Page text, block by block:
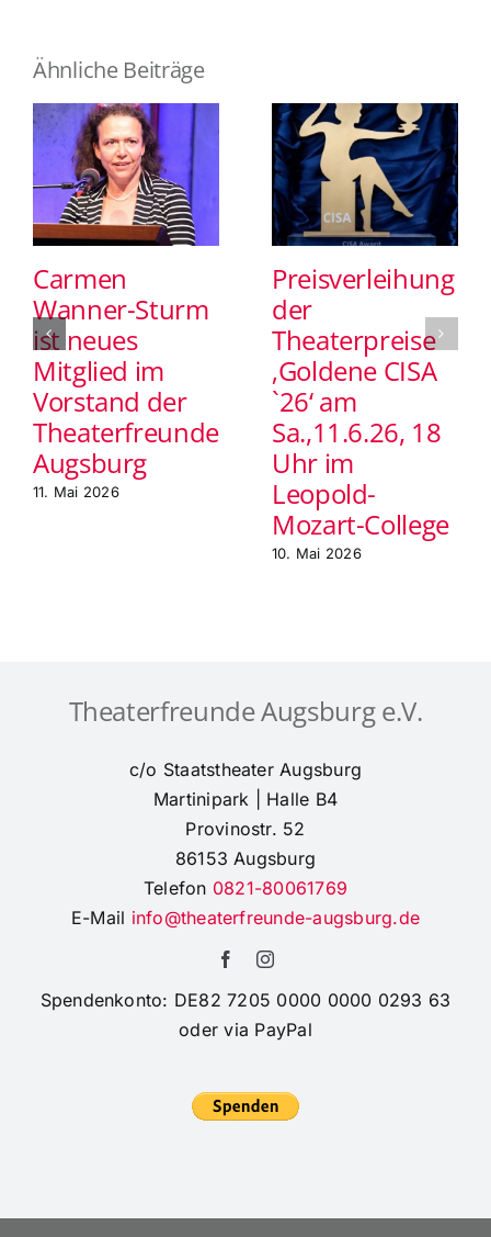
als
neues
Mitglied
im
Verein
der
Theaterfreunde
Augsburg
Ähnliche Beiträge
Carmen
Wanner-Sturm
ist neues
Mitglied im
Vorstand der
Theaterfreunde
Augsburg
11. Mai 2026
Preisverleihung
der
Theaterpreise
‚Goldene CISA
`26‘ am
Sa.,11.6.26, 18
Uhr im
Leopold-
Mozart-College
10. Mai 2026
Theaterfreunde Augsburg e.V.
c/o Staatstheater Augsburg
Martinipark | Halle B4
Provinostr. 52
86153 Augsburg
Telefon 0821-80061769
E-Mail info@theaterfreunde-augsburg.de
Spendenkonto: DE82 7205 0000 0000 0293 63
oder via PayPal